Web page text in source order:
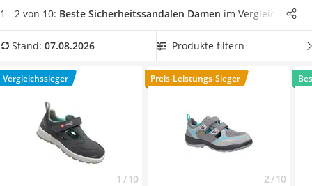
Löschdecke
Winterharte Palmen
Gasdurchlauferhitzer
Service
Damenaus unserem Vergleich aus, die der Schutzklasse S1
auf Ihrer Arbeitsstelle nichts mehr entgegen. Überzeugt hat
Belvedere grau
mit seinen Eigenschaften.
1 - 2 von 10: Beste Sicherheitssandalen Damen im Vergleich
Stand: 07.08.2026 Produkte filtern
Vergleichssieger
1 / 10
Preis-Leistungs-Sieger
2 / 10